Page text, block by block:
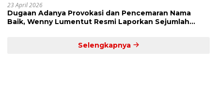
23 April 2026
Dugaan Adanya Provokasi dan Pencemaran Nama
Baik, Wenny Lumentut Resmi Laporkan Sejumlah
Selengkapnya